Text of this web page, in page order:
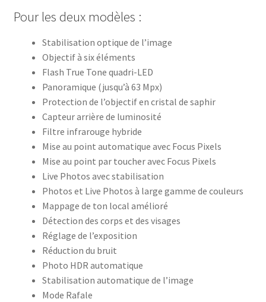
Pour les deux modèles :
Stabilisation optique de l’image
Objectif à six éléments
Flash True Tone quadri-LED
Panoramique (jusqu’à 63 Mpx)
Protection de l’objectif en cristal de saphir
Capteur arrière de luminosité
Filtre infrarouge hybride
Mise au point automatique avec Focus Pixels
Mise au point par toucher avec Focus Pixels
Live Photos avec stabilisation
Photos et Live Photos à large gamme de couleurs
Mappage de ton local amélioré
Détection des corps et des visages
Réglage de l’exposition
Réduction du bruit
Photo HDR automatique
Stabilisation automatique de l’image
Mode Rafale